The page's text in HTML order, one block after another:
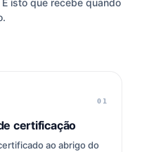
01
certificação
ao abrigo do